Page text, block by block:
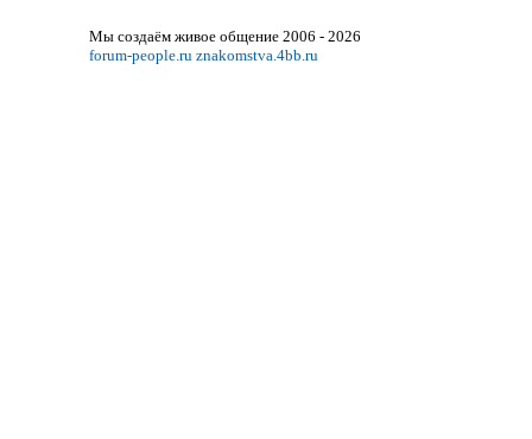
Мы создаём живое общение 2006 - 2026
forum-people.ru znakomstva.4bb.ru